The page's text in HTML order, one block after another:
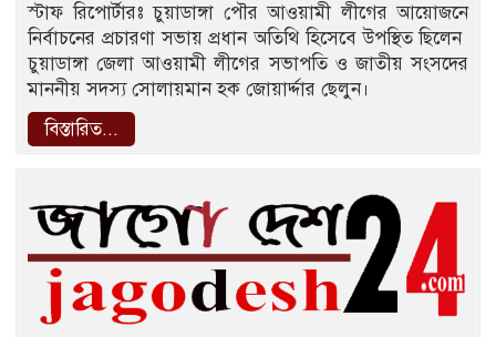
স্টাফ রিপোর্টারঃ চুয়াডাঙ্গা পৌর আওয়ামী লীগের আয়োজনে
নির্বাচনের প্রচারণা সভায় প্রধান অতিথি হিসেবে উপস্থিত ছিলেন ‌
চুয়াডাঙ্গা জেলা আওয়ামী লীগের সভাপতি ও জাতীয় সংসদের
মাননীয় সদস্য সোলায়মান হক জোয়ার্দ্দার ছেলুন।
বিস্তারিত...